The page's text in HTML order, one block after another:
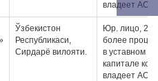
владеет АО
Ўзбекистон
Республикаси,
Сирдарё вилояти.
Юр. лицо, 20
более
в уставном
капитале
владеет АО